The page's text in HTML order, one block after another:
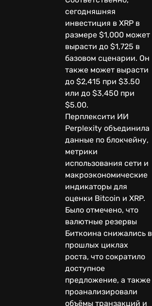
сегодняшняя
инвестиция в XRP в
размере $1,000 может
вырасти до $1,725 в
базовом сценарии. Он
также может вырасти
до $2,415 при $3.50
или до $3,450 при
$5.00.
Перплексити ИИ
Perplexity объединила
данные по блокчейну,
метрики
использования сети и
макроэкономические
индикаторы для
оценки Bitcoin и XRP.
Было отмечено, что
валютные резервы
Биткоина снижались в
прошлых циклах
роста, что сократило
доступное
предложение, а также
проанализировали
объёмы транзакций и